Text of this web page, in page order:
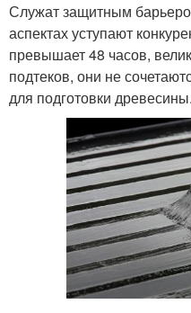
Служат защитным
аспектах уступают
превышает 48 часов,
подтеков, они не
для подготовки древесины.